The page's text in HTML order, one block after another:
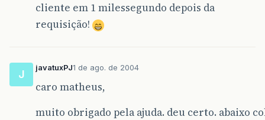
cliente em 1 milessegundo depois da
requisição!
J
javatuxPJ1 de ago. de 2004
caro matheus,
muito obrigado pela ajuda. deu certo. abaixo